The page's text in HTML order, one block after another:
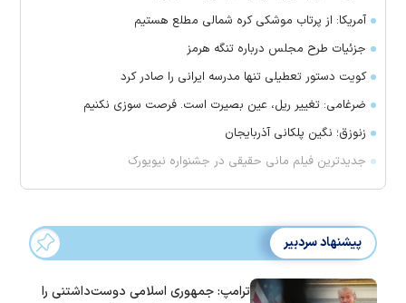
آمریکا: از پرتاب موشکی کره شمالی مطلع هستیم
جزئیات طرح مجلس درباره تنگه هرمز
کویت دستور تعطیلی تنها مدرسه ایرانی را صادر کرد
ضرغامی: تغییر ریل، عین بصیرت است. فرصت سوزی نکنیم
زنوزق؛ نگین پلکانی آذربایجان
جدیدترین فیلم مانی حقیقی در جشنواره نیویورک
پیشنهاد سردبیر
ترامپ: جمهوری اسلامی دوست‌داشتنی را